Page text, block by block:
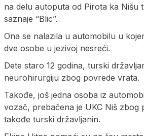
na delu autoputa od Pirota ka Nišu
saznaje “Blic”.
Ona se nalazila u automobilu u
dve osobe u jezivoj nesreći.
Dete staro 12 godina, turski
neurohirurgiju zbog povrede vrata.
Takođe, još jedna osoba iz
vozač, prebačena je UKC Niš zbog
takođe turski državljanin.